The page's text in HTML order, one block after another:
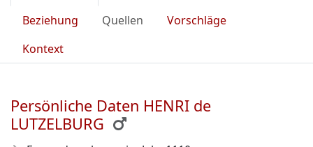
Beziehung
Quellen
Vorschläge
Kontext
Persönliche Daten HENRI de
LUTZELBURG